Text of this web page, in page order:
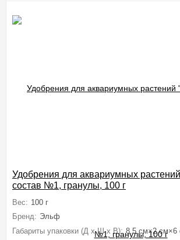
Удобрения для аквариумных
состав №1, гранулы, 100 г
Вес: 100 г
Бренд: Эльф
Габариты упаковки (Д х Ш х В): 8.5 см×2 см×6